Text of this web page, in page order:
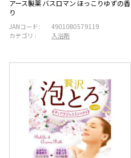
アース製薬 バスロマン ほっこりゆずの香
り
JANコード:
4901080579119
カテゴリ :
入浴剤